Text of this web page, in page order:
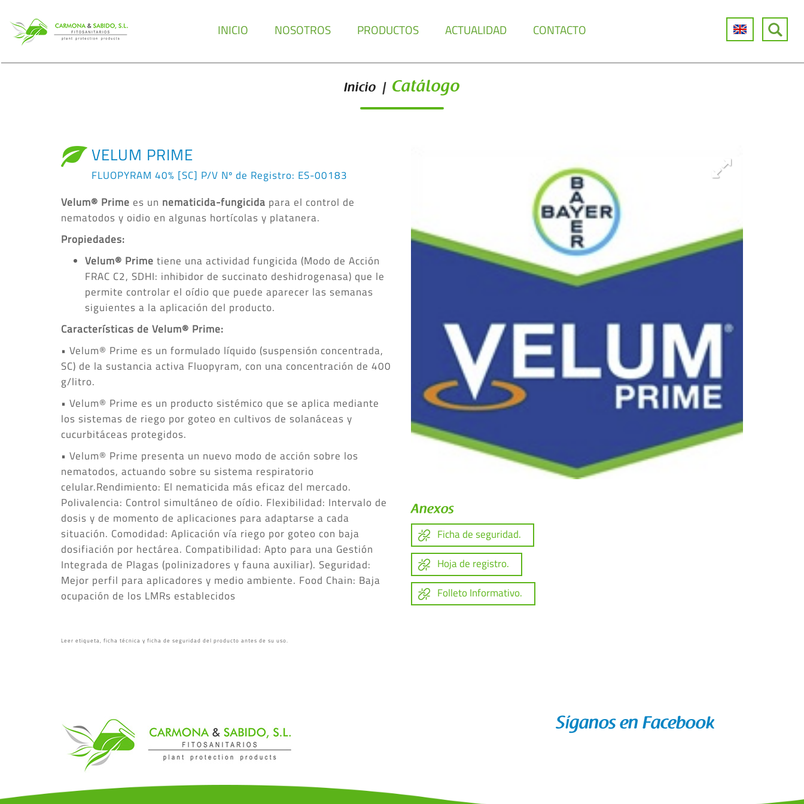
INICIO NOSOTROS PRODUCTOS ACTUALIDAD CONTACTO
Inicio | Catálogo
Anexos
Ficha de seguridad.
Hoja de registro.
Folleto Informativo.
VELUM PRIME
FLUOPYRAM 40% [SC] P/V Nº de Registro: ES-00183
Velum® Prime es un nematicida-fungicida para el control de
nematodos y oidio en algunas hortícolas y platanera.
Propiedades:
Velum® Prime tiene una actividad fungicida (Modo de Acción
FRAC C2, SDHI: inhibidor de succinato deshidrogenasa) que le
permite controlar el oídio que puede aparecer las semanas
siguientes a la aplicación del producto.
Características de Velum® Prime:
• Velum® Prime es un formulado líquido (suspensión concentrada,
SC) de la sustancia activa Fluopyram, con una concentración de 400
g/litro.
• Velum® Prime es un producto sistémico que se aplica mediante
los sistemas de riego por goteo en cultivos de solanáceas y
cucurbitáceas protegidos.
• Velum® Prime presenta un nuevo modo de acción sobre los
nematodos, actuando sobre su sistema respiratorio
celular.Rendimiento: El nematicida más eficaz del mercado.
Polivalencia: Control simultáneo de oídio. Flexibilidad: Intervalo de
dosis y de momento de aplicaciones para adaptarse a cada
situación. Comodidad: Aplicación vía riego por goteo con baja
dosifiación por hectárea. Compatibilidad: Apto para una Gestión
Integrada de Plagas (polinizadores y fauna auxiliar). Seguridad:
Mejor perfil para aplicadores y medio ambiente. Food Chain: Baja
ocupación de los LMRs establecidos
Leer etiqueta, ficha técnica y ficha de seguridad del producto antes de su uso.
Síganos en Facebook